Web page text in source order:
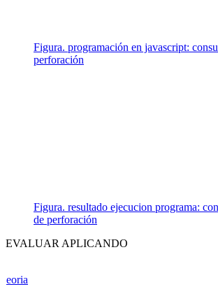
Figura. programación en javascript:
perforación
Figura. resultado ejecucion programa:
de perforación
EVALUAR APLICANDO
eoria